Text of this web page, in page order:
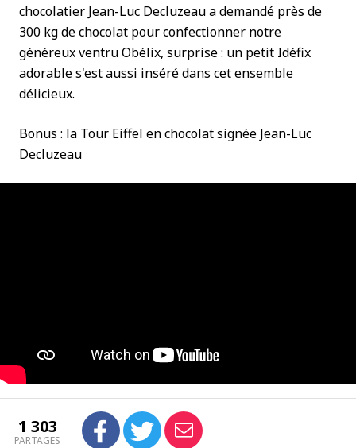
chocolatier Jean-Luc Decluzeau a demandé près de
300 kg de chocolat pour confectionner notre
généreux ventru Obélix, surprise : un petit Idéfix
adorable s'est aussi inséré dans cet ensemble
délicieux.
Bonus : la Tour Eiffel en chocolat signée Jean-Luc
Decluzeau
1 303
PARTAGES